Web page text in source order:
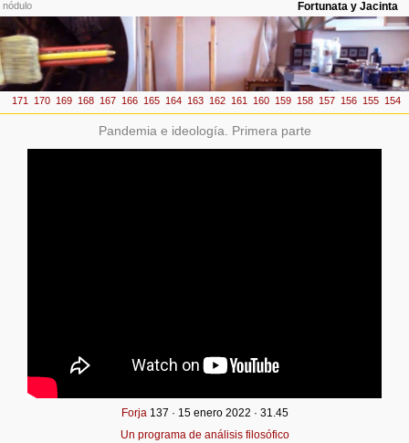
Pandemia e ideología. Primera parte
Forja137 · 15 enero 2022 · 31.45
Un programa de análisis filosófico